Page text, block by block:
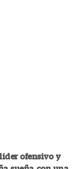
ofensivo y